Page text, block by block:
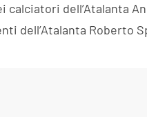
dell’Atalanta
dell’Atalanta Roberto